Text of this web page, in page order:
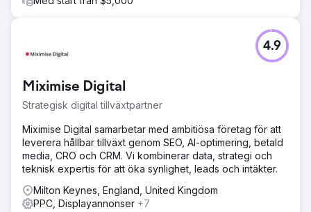
Miximise Digital
Strategisk digital tillväxtpartner
4.9
Miximise Digital samarbetar med ambitiösa företag för att
leverera hållbar tillväxt genom SEO, AI-optimering, betald
media, CRO och CRM. Vi kombinerar data, strategi och
teknisk expertis för att öka synlighet, leads och intäkter.
Milton Keynes, England, United Kingdom
PPC, Displayannonser +7